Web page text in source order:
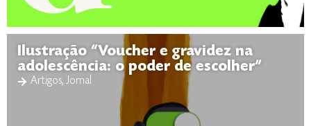
Ilustração “Voucher e gravidez na
adolescência: o poder de escolher”
Artigos, Jornal